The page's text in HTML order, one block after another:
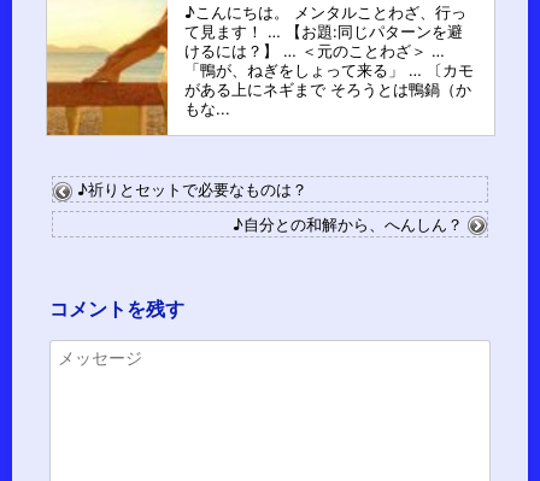
♪こんにちは。 メンタルことわざ、行っ
て見ます！ … 【お題:同じパターンを避
けるには？】 … ＜元のことわざ＞ …
「鴨が、ねぎをしょって来る」 … 〔カモ
がある上にネギまで そろうとは鴨鍋（か
もな...
♪祈りとセットで必要なものは？
♪自分との和解から、へんしん？
コメントを残す